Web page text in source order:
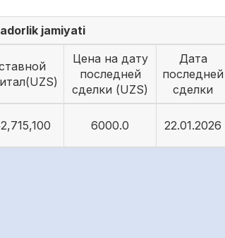
jamiyati
Цена на дату
последней
сделки (UZS)
Дата
последней
сделки
6000.0 22.01.2026